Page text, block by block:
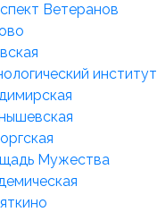
Ветеранов
институт
Мужества